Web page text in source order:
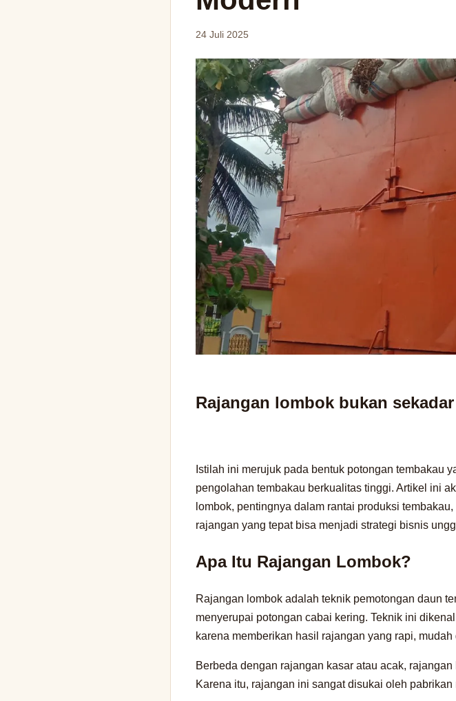
24 Juli 2025
Rajangan lombok bukan
Istilah ini merujuk pada bentuk potongan tembakau
pengolahan tembakau berkualitas tinggi. Artikel ini
lombok, pentingnya dalam rantai produksi
rajangan yang tepat bisa menjadi strategi bisnis
Apa Itu Rajangan Lombok?
Rajangan lombok adalah teknik pemotongan daun
menyerupai potongan cabai kering. Teknik ini
karena memberikan hasil rajangan yang rapi,
Berbeda dengan rajangan kasar atau acak,
Karena itu, rajangan ini sangat disukai oleh